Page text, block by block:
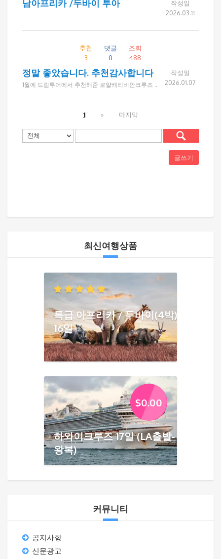
남아프리카 /두바이 투아
작성일
2026.03.11
추천
3
댓글
0
조회
488
정말 좋았습니다. 추천감사합니다
1월에 드림투어에서 추천해준 로얄캐리비안크루즈 앤세나다 카탈리나섬 여행을 다녀왔습니다 친구6명이 함께 한 이번여행은 짧은듯 아쉬움은 있었지만 선상분위기와 승무원서비스, 객실, 음식등 너무 만족스러웠습니다. 카탈리나아일랜드는 전반적으로 산책하기 좋고 풍경이 예뻣고, 앤세나다는 타코가 정말 맛있고 항구주변을 둘러보는 재미가 좋았습니다. 다음크루즈는 알라스카입니다. 예약받으실 준비하세요 ㅎㅎㅎ 예약부터 친절하게 응대해주신 드림투어에 감사드립니다.
작성일
2026.01.07
1 » 마지막
글쓰기
최신여행상품
특급 아프리카 / 두바이(4박)
16일
$0.00
하와이크루즈 17일 (LA출발-
왕복)
커뮤니티
공지사항
신문광고